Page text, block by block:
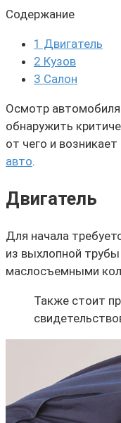
Содержание
1 Двигатель
2 Кузов
3 Салон
Осмотр
обнаружить
от чего и
авто.
Двигатель
Для начала
из выхлопной
маслосъемными
Также стоит